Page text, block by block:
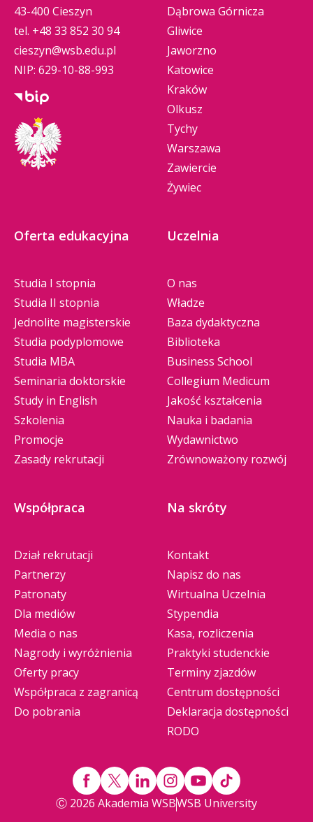
43-400 Cieszyn
tel. +48 33 852 30 94
cieszyn@wsb.edu.pl
NIP: 629-10-88-993
Dąbrowa Górnicza
Gliwice
Jaworzno
Katowice
Kraków
Olkusz
Tychy
Warszawa
Zawiercie
Żywiec
Oferta edukacyjna
Studia I stopnia
Studia II stopnia
Jednolite magisterskie
Studia podyplomowe
Studia MBA
Seminaria doktorskie
Study in English
Szkolenia
Promocje
Zasady rekrutacji
Uczelnia
O nas
Władze
Baza dydaktyczna
Biblioteka
Business School
Collegium Medicum
Jakość kształcenia
Nauka i badania
Wydawnictwo
Zrównoważony rozwój
Współpraca
Dział rekrutacji
Partnerzy
Patronaty
Dla mediów
Media o nas
Nagrody i wyróżnienia
Oferty pracy
Współpraca z zagranicą
Do pobrania
Na skróty
Kontakt
Napisz do nas
Wirtualna Uczelnia
Stypendia
Kasa, rozliczenia
Praktyki studenckie
Terminy zjazdów
Centrum dostępności
Deklaracja dostępności
RODO
Ⓒ 2026 Akademia WSBWSB University